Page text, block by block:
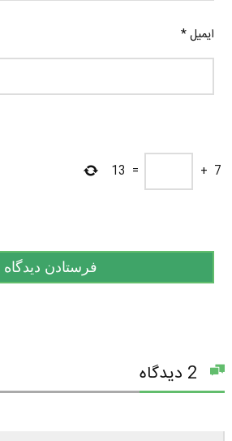
ایمیل*
7
+
=
13